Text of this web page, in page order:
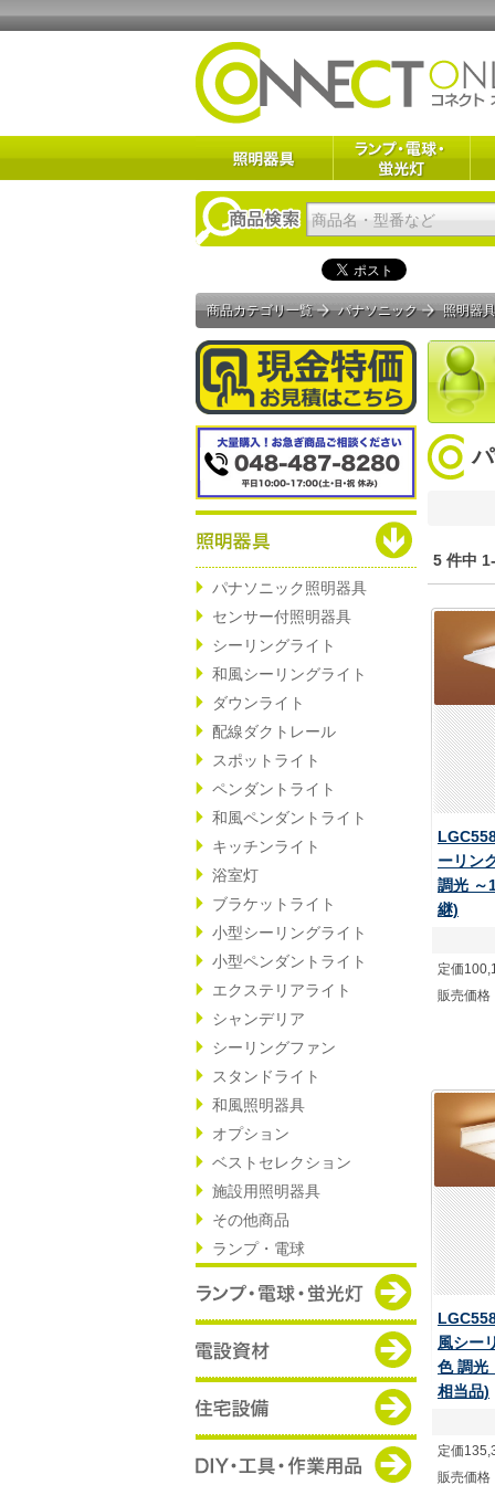
パナソニック照明器具
センサー付照明器具
シーリングライト
和風シーリングライト
ダウンライト
配線ダクトレール
スポットライト
ペンダントライト
和風ペンダントライト
キッチンライト
浴室灯
ブラケットライト
小型シーリングライト
小型ペンダントライト
エクステリアライト
シャンデリア
シーリングファン
スタンドライト
和風照明器具
オプション
ベストセレクション
施設用照明器具
その他商品
ランプ・電球
商品カテゴリ一覧 パナソニック 照明器具
5 件中
ーリン
調光 ～
継)
定価
販売価格
風シー
色 調光
相当品)
定価
販売価格